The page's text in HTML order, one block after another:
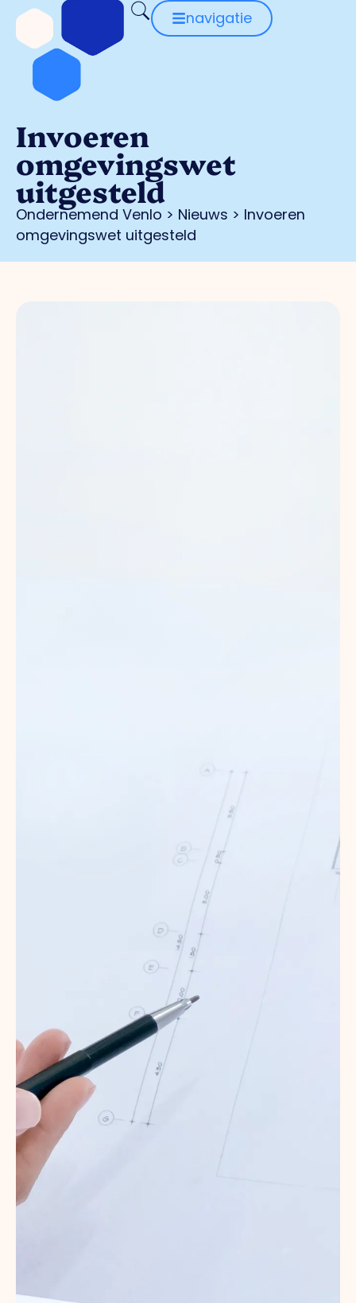
navigatie
Invoeren
omgevingswet
uitgesteld
Ondernemend Venlo > Nieuws > Invoeren
omgevingswet uitgesteld